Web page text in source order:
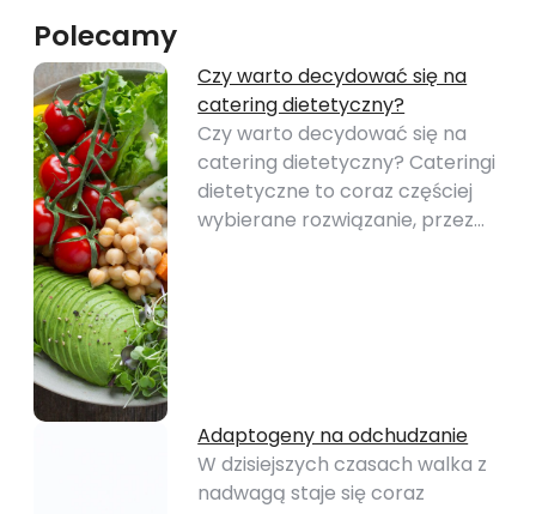
Polecamy
Czy warto decydować się na
catering dietetyczny?
Czy warto decydować się na
catering dietetyczny? Cateringi
dietetyczne to coraz częściej
wybierane rozwiązanie, przez…
Adaptogeny na odchudzanie
W dzisiejszych czasach walka z
nadwagą staje się coraz